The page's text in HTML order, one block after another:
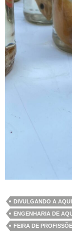
DIVULGANDO A
ENGENHARIA DE
FEIRA DE